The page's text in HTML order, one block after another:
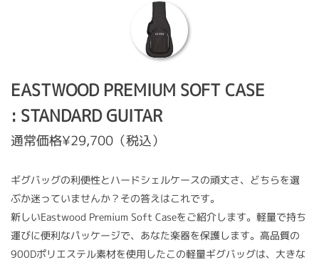
EASTWOOD PREMIUM SOFT CASE
: STANDARD GUITAR
通常価格¥29,700（税込）
ギグバッグの利便性とハードシェルケースの頑丈さ、どちらを選
ぶか迷っていませんか？その答えはこれです。
新しいEastwood Premium Soft Caseをご紹介します。軽量で持ち
運びに便利なパッケージで、あなた楽器を保護します。高品質の
900Dポリエステル素材を使用したこの軽量ギグバッグは、大きな